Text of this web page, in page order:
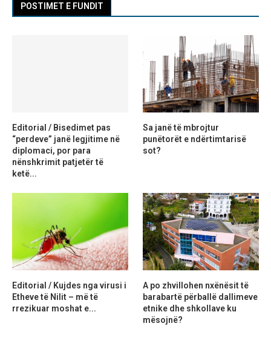
POSTIMET E FUNDIT
Editorial / Bisedimet pas
“perdeve” janë legjitime në
diplomaci, por para
nënshkrimit patjetër të
ketë...
Sa janë të mbrojtur
punëtorët e ndërtimtarisë
sot?
Editorial / Kujdes nga virusi i
Etheve të Nilit – më të
rrezikuar moshat e...
A po zhvillohen nxënësit të
barabartë përballë dallimeve
etnike dhe shkollave ku
mësojnë?